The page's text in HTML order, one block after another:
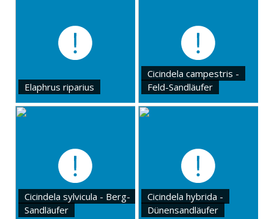
Elaphrus riparius
Cicindela campestris -
Feld-Sandläufer
Cicindela sylvicula - Berg-
Sandläufer
Cicindela hybrida -
Dünensandläufer